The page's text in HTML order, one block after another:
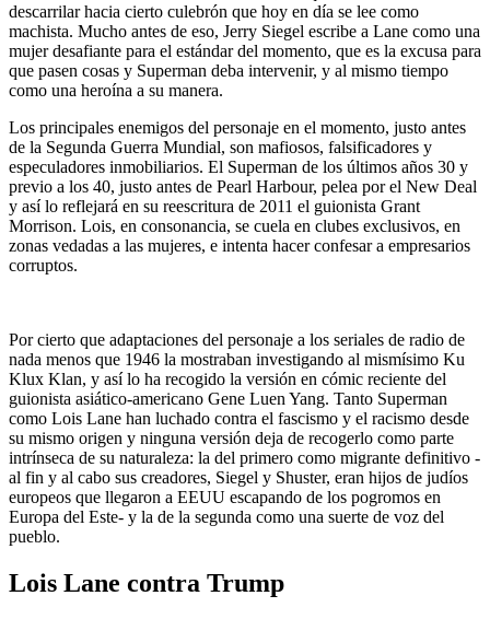
descarrilar hacia cierto culebrón que hoy en día se lee como
machista. Mucho antes de eso, Jerry Siegel escribe a Lane como una
mujer desafiante para el estándar del momento, que es la excusa para
que pasen cosas y Superman deba intervenir, y al mismo tiempo
como una heroína a su manera.
Los principales enemigos del personaje en el momento, justo antes
de la Segunda Guerra Mundial, son mafiosos, falsificadores y
especuladores inmobiliarios. El Superman de los últimos años 30 y
previo a los 40, justo antes de Pearl Harbour, pelea por el New Deal
y así lo reflejará en su reescritura de 2011 el guionista Grant
Morrison. Lois, en consonancia, se cuela en clubes exclusivos, en
zonas vedadas a las mujeres, e intenta hacer confesar a empresarios
corruptos.
Por cierto que adaptaciones del personaje a los seriales de radio de
nada menos que 1946 la mostraban investigando al mismísimo Ku
Klux Klan, y así lo ha recogido la versión en cómic reciente del
guionista asiático-americano Gene Luen Yang. Tanto Superman
como Lois Lane han luchado contra el fascismo y el racismo desde
su mismo origen y ninguna versión deja de recogerlo como parte
intrínseca de su naturaleza: la del primero como migrante definitivo -
al fin y al cabo sus creadores, Siegel y Shuster, eran hijos de judíos
europeos que llegaron a EEUU escapando de los pogromos en
Europa del Este- y la de la segunda como una suerte de voz del
pueblo.
Lois Lane contra Trump